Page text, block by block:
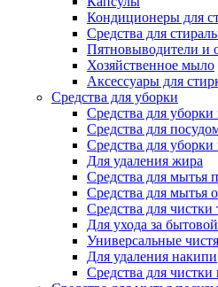
Кондиционеры для
Средства для
Пятновыводители и
Хозяйственное мыло
Аксессуары для
Средства для уборки
Средства для уборки
Средства для
Средства для
Для удаления жира
Средства для мытья
Средства для мытья
Средства для чистки
Для ухода за
Универсальные
Для удаления накипи
Средства для